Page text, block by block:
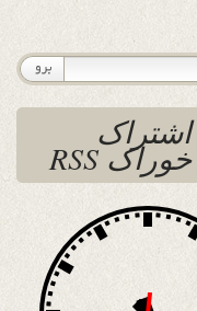
اشتراک
خوراک RSS